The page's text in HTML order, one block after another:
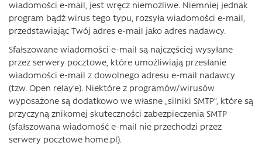
wiadomości e-mail, jest wręcz niemożliwe. Niemniej jednak
program bądź wirus tego typu, rozsyła wiadomości e-mail,
przedstawiając Twój adres e-mail jako adres nadawcy.
Sfałszowane wiadomości e-mail są najczęściej wysyłane
przez serwery pocztowe, które umożliwiają przesłanie
wiadomości e-mail z dowolnego adresu e-mail nadawcy
(tzw. Open relay’e). Niektóre z programów/wirusów
wyposażone są dodatkowo we własne „silniki SMTP”, które są
przyczyną znikomej skuteczności zabezpieczenia SMTP
(sfałszowana wiadomość e-mail nie przechodzi przez
serwery pocztowe home.pl).